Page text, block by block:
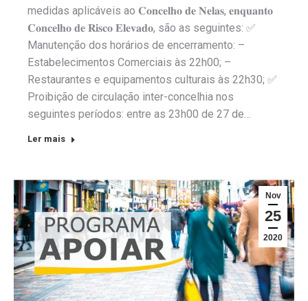
medidas aplicáveis ao 𝐂𝐨𝐧𝐜𝐞𝐥𝐡𝐨 𝐝𝐞 𝐍𝐞𝐥𝐚𝐬, 𝐞𝐧𝐪𝐮𝐚𝐧𝐭𝐨
𝐂𝐨𝐧𝐜𝐞𝐥𝐡𝐨 𝐝𝐞 𝐑𝐢𝐬𝐜𝐨 𝐄𝐥𝐞𝐯𝐚𝐝𝐨, são as seguintes: ✅
Manutenção dos horários de encerramento: –
Estabelecimentos Comerciais às 22h00; –
Restaurantes e equipamentos culturais às 22h30; ✅
Proibição de circulação inter-concelhia nos
seguintes períodos: entre as 23h00 de 27 de…
Ler mais
Nov
25
2020